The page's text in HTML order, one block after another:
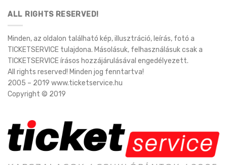
ALL RIGHTS RESERVED!
Minden, az oldalon található kép, illusztráció, leírás, fotó a
TICKETSERVICE tulajdona. Másolásuk, felhasználásuk csak a
TICKETSERVICE írásos hozzájárulásával engedélyezett.
All rights reserved! Minden jog fenntartva!
2005 – 2019 www.ticketservice.hu
Copyright © 2019